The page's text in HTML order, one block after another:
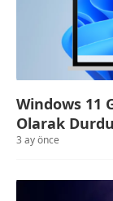
Windows 11
Olarak
3 ay önce